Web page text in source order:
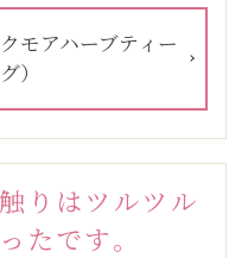
モアハーブティー
）
りはツルツル
たです｡